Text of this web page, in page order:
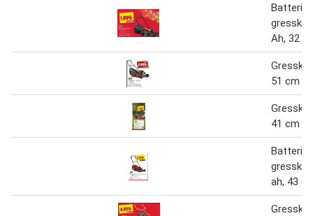
Ah, 32
51 cm
41 cm
ah, 43